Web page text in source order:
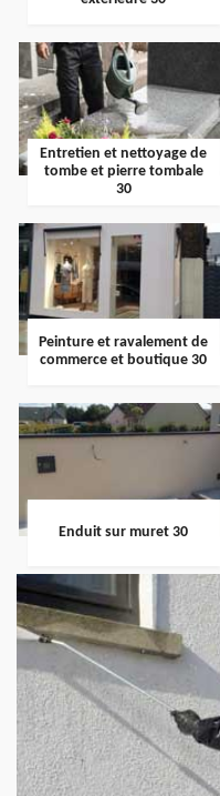
Entretien et nettoyage de
tombe et pierre tombale
30
Peinture et ravalement de
commerce et boutique 30
Enduit sur muret 30